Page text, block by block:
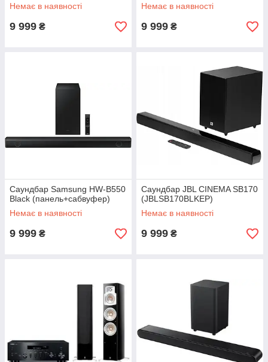
Немає в наявності
9 999 ₴
Немає в наявності
9 999 ₴
Саундбар Samsung HW-B550
Black (панель+сабвуфер)
Немає в наявності
9 999 ₴
Саундбар JBL CINEMA SB170
(JBLSB170BLKEP)
Немає в наявності
9 999 ₴